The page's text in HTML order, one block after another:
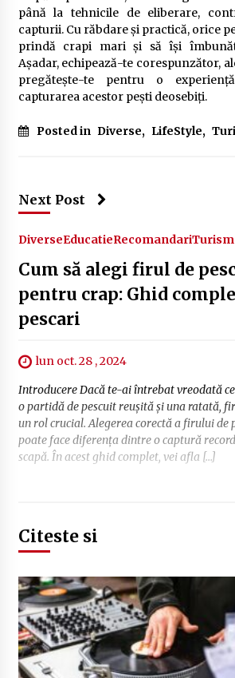
până la tehnicile de eliberare,
capturii. Cu răbdare și practică, orice
prindă crapi mari și să își
Așadar, echipează-te corespunzător,
pregătește-te pentru o
capturarea acestor pești deosebiți.
Posted in Diverse, LifeStyle,
Next Post
DiverseEducatieRecomandariTurism
Cum să alegi firul de
pentru crap: Ghid
pescari
lun oct. 28 , 2024
Introducere Dacă te-ai întrebat vreodată
o partidă de pescuit reușită și una ratată,
un rol crucial. Alegerea corectă a firului de
poate face diferența dintre o captură
scapă. În acest ghid complet, vei afla […]
Citeste si